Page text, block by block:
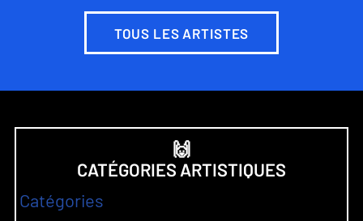
TOUS LES ARTISTES
🙌
CATÉGORIES ARTISTIQUES
Catégories